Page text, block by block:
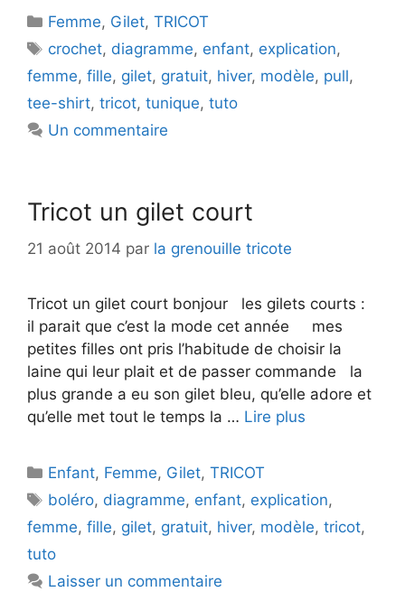
Catégories
Femme, Gilet,TRICOT
Étiquettes
crochet, diagramme, enfant, explication,
femme, fille, gilet, gratuit, hiver, modèle, pull,
tee-shirt, tricot, tunique, tuto
Un commentaire
Tricot un gilet court
21 août 2014 par la grenouille tricote
Tricot un gilet court bonjour les gilets courts :
il parait que c’est la mode cet année mes
petites filles ont pris l’habitude de choisir la
laine qui leur plait et de passer commande la
plus grande a eu son gilet bleu, qu’elle adore et
qu’elle met tout le temps la … Lire plus
Catégories
Enfant, Femme, Gilet,TRICOT
Étiquettes
boléro, diagramme, enfant, explication,
femme, fille, gilet, gratuit, hiver, modèle, tricot,
tuto
Laisser un commentaire